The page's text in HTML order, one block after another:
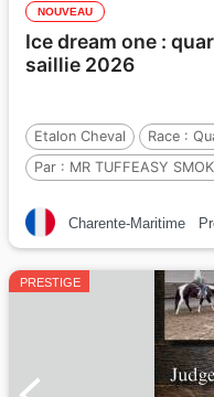
NOUVEAU
Ice dream one :
saillie 2026
Etalon Cheval Race :
Par : MR TUFFEASY
Charente-Maritime
PRESTIGE